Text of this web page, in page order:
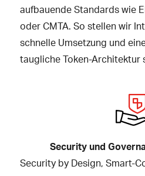
aufbauende Standards wie
oder CMTA. So stellen wir
schnelle Umsetzung und
taugliche Token-Architektur
Security und
Security by Design, Smart-